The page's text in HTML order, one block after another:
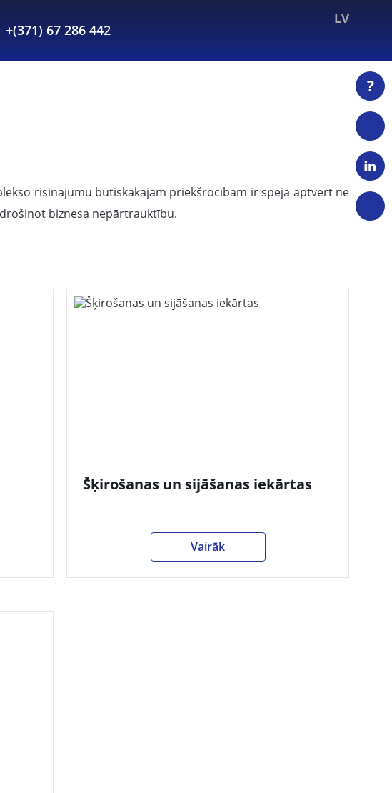
+(371) 67 286 442
LV
?
risinājumu būtiskākajām priekšrocībām ir spēja aptvert ne
biznesa nepārtrauktību.
Šķirošanas un sijāšanas iekārtas
Vairāk